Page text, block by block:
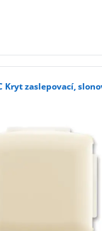
3902A-A001 C Kryt zaslepovací,